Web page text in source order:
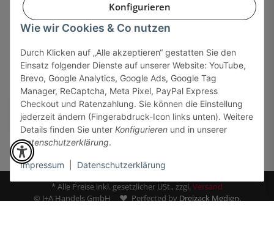
Konfigurieren
Wie wir Cookies & Co nutzen
Durch Klicken auf „Alle akzeptieren“ gestatten Sie den
Einsatz folgender Dienste auf unserer Website: YouTube,
Brevo, Google Analytics, Google Ads, Google Tag
Manager, ReCaptcha, Meta Pixel, PayPal Express
Checkout und Ratenzahlung. Sie können die Einstellung
jederzeit ändern (Fingerabdruck-Icon links unten). Weitere
Details finden Sie unter Konfigurieren und in unserer
Datenschutzerklärung.
Impressum Datenschutzerklärung
Sicher bezahlen via:
* Alle Preise inkl. gesetzlicher USt., zzgl.Versand
© J+A Handels GmbH
Perfected by Dreizack Medien.